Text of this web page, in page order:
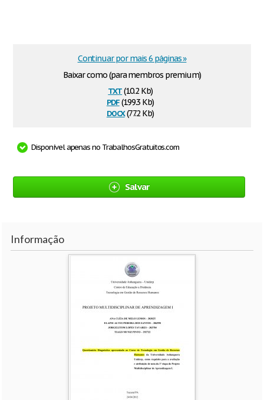
Baixar como (para membros premium)
txt(10.2 Kb)
pdf(199.3 Kb)
docx(77.2 Kb)
Continuar por mais 6 páginas »
Disponível apenas no TrabalhosGratuitos.com
Salvar
Informação